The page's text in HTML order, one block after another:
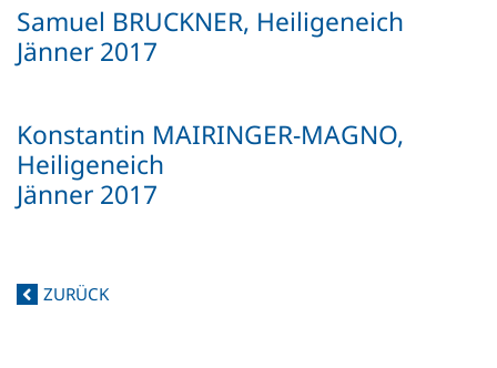
Samuel BRUCKNER, Heiligeneich
Jänner 2017
Konstantin MAIRINGER-MAGNO,
Heiligeneich
Jänner 2017
ZURÜCK